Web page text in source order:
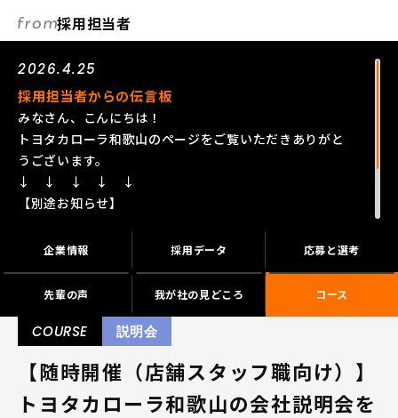
採用担当者
2026.4.25
採用担当者からの伝言板
みなさん、こんにちは！
トヨタカローラ和歌山のページをご覧いただきありがと
うございます。
↓ ↓ ↓ ↓ ↓
【別途お知らせ】
参加ご希望の場合、まずはエントリーしてください。
その後、日程調整させていただきます。
企業情報 採用データ 応募と選考
先輩の声 我が社の見どころ コース
COURSE 説明会
【随時開催（店舗スタッフ職向け）】
トヨタカローラ和歌山の会社説明会を